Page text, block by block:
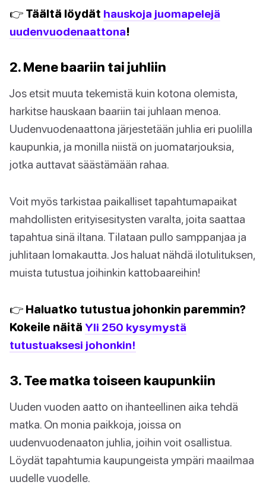
👉 Täältä löydät hauskoja juomapelejä
uudenvuodenaattona!
2. Mene baariin tai juhliin
Jos etsit muuta tekemistä kuin kotona olemista,
harkitse hauskaan baariin tai juhlaan menoa.
Uudenvuodenaattona järjestetään juhlia eri puolilla
kaupunkia, ja monilla niistä on juomatarjouksia,
jotka auttavat säästämään rahaa.
Voit myös tarkistaa paikalliset tapahtumapaikat
mahdollisten erityisesitysten varalta, joita saattaa
tapahtua sinä iltana. Tilataan pullo samppanjaa ja
juhlitaan lomakautta. Jos haluat nähdä ilotulituksen,
muista tutustua joihinkin kattobaareihin!
👉 Haluatko tutustua johonkin paremmin?
Kokeile näitä Yli 250 kysymystä
tutustuaksesi johonkin!
3. Tee matka toiseen kaupunkiin
Uuden vuoden aatto on ihanteellinen aika tehdä
matka. On monia paikkoja, joissa on
uudenvuodenaaton juhlia, joihin voit osallistua.
Löydät tapahtumia kaupungeista ympäri maailmaa
uudelle vuodelle.